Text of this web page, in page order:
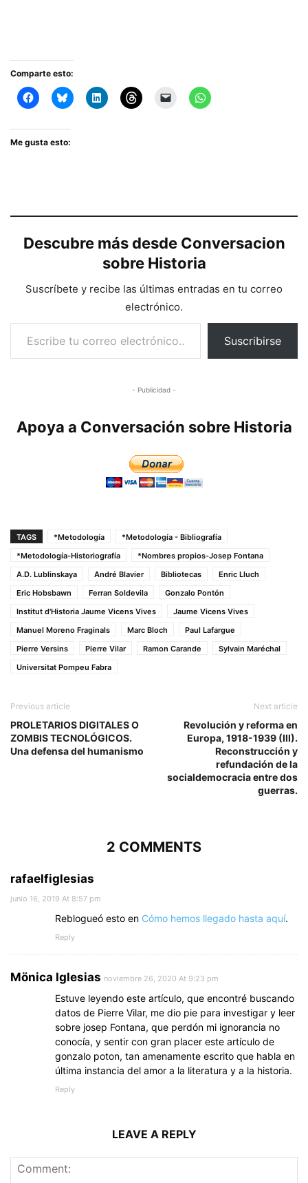
Comparte esto:
Me gusta esto:
Descubre más desde Conversacion
sobre Historia
Suscríbete y recibe las últimas entradas en tu correo
electrónico.
Escribe tu correo electrónico…
Suscribirse
- Publicidad -
Apoya a Conversación sobre Historia
TAGS *Metodología
*Metodología - Bibliografía
*Metodología-Historiografía
*Nombres propios-Josep Fontana
A.D. Lublinskaya
André Blavier Bibliotecas
Enric Lluch
Eric Hobsbawn
Ferran Soldevila
Gonzalo Pontón
Institut d'Historia Jaume Vicens Vives
Jaume Vicens Vives
Manuel Moreno Fraginals
Marc Bloch
Paul Lafargue
Pierre Versins
Pierre Vilar Ramon Carande
Sylvain Maréchal
Universitat Pompeu Fabra
Previous article
PROLETARIOS DIGITALES O
ZOMBIS TECNOLÓGICOS.
Una defensa del humanismo
Next article
Revolución y reforma en
Europa, 1918-1939 (III).
Reconstrucción y
refundación de la
socialdemocracia entre dos
guerras.
2 COMMENTS
rafaelfiglesias
junio 16, 2019 At 8:57 pm
Reblogueó esto en Cómo hemos llegado hasta aquí.
Reply
Mönica Iglesias noviembre 26, 2020 At 9:23 pm
Estuve leyendo este artículo, que encontré buscando
datos de Pierre Vilar, me dio pie para investigar y leer
sobre josep Fontana, que perdón mi ignorancia no
conocía, y sentir con gran placer este artículo de
gonzalo poton, tan amenamente escrito que habla en
última instancia del amor a la literatura y a la historia.
Reply
LEAVE A REPLY